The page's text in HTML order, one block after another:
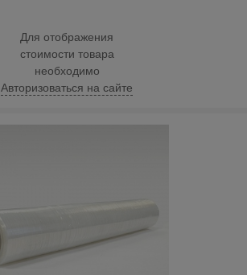
Для отображения
стоимости товара
необходимо
Авторизоваться на сайте